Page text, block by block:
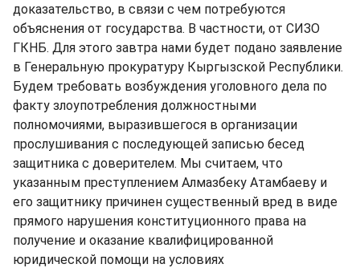
доказательство, в связи с чем потребуются
объяснения от государства. В частности, от СИЗО
ГКНБ. Для этого завтра нами будет подано заявление
в Генеральную прокуратуру Кыргызской Республики.
Будем требовать возбуждения уголовного дела по
факту злоупотребления должностными
полномочиями, выразившегося в организации
прослушивания с последующей записью бесед
защитника с доверителем. Мы считаем, что
указанным преступлением Алмазбеку Атамбаеву и
его защитнику причинен существенный вред в виде
прямого нарушения конституционного права на
получение и оказание квалифицированной
юридической помощи на условиях